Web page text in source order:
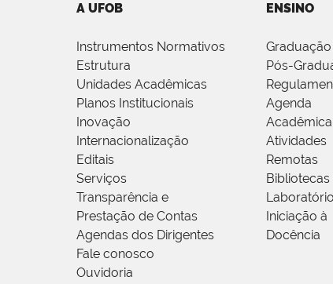
A UFOB
Instrumentos Normativos
Estrutura
Unidades Acadêmicas
Planos Institucionais
Inovação
Internacionalização
Editais
Serviços
Transparência e
Prestação de Contas
Agendas dos Dirigentes
Fale conosco
Ouvidoria
ENSINO
Graduação
Pós-
Agenda
Acadêmica
Atividades
Remotas
Bibliotecas
Iniciação à
Docência